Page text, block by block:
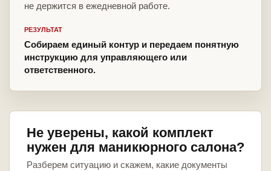
не держится в ежедневной работе.
РЕЗУЛЬТАТ
Собираем единый контур и передаем понятную
инструкцию для управляющего или
ответственного.
Не уверены, какой комплект
нужен для маникюрного салона?
Разберем ситуацию и скажем, какие документы